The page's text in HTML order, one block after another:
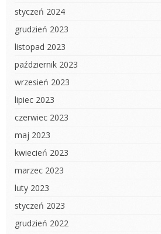
styczeń 2024
grudzień 2023
listopad 2023
październik 2023
wrzesień 2023
lipiec 2023
czerwiec 2023
maj 2023
kwiecień 2023
marzec 2023
luty 2023
styczeń 2023
grudzień 2022